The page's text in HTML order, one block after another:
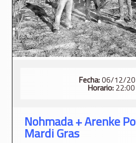
Fecha:06/12/
Horario: 22:00
Nohmada + Arenke
Mardi Gras